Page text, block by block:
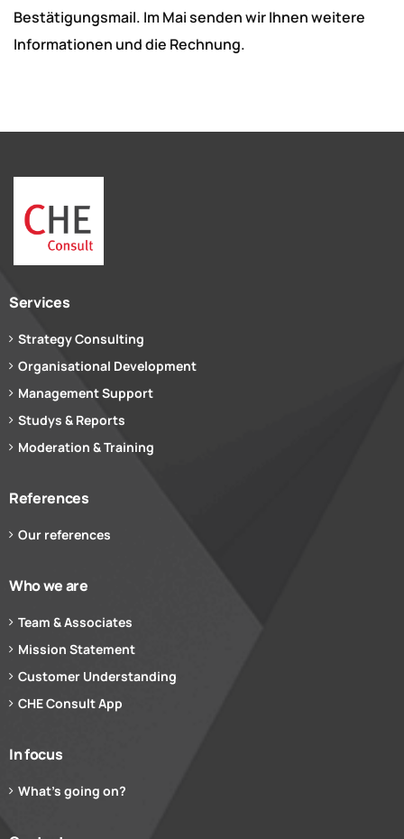
Bestätigungsmail. Im Mai senden wir Ihnen weitere
Informationen und die Rechnung.
Services
Strategy Consulting
Organisational Development
Management Support
Studys & Reports
Moderation & Training
References
Our references
Who we are
Team & Associates
Mission Statement
Customer Understanding
CHE Consult App
In focus
What’s going on?